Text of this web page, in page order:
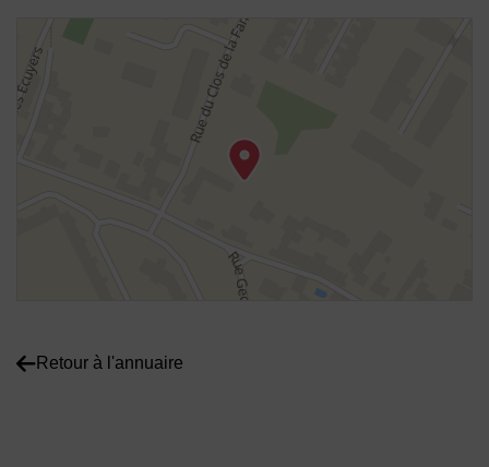
48.903808898481,2.04598575872026
Retour à l'annuaire